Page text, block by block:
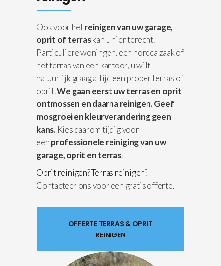
Ook voor hetreinigen van uw garage,
oprit of terraskan u hier terecht.
Particuliere woningen, een horeca zaak of
het terras van een kantoor, u wilt
natuurlijk graag altijd een proper terras of
oprit.We gaan eerst uw terras en oprit
ontmossen en daarna reinigen.Geef
mosgroei en kleurverandering geen
kans.Kies daarom tijdig voor
eenprofessionele reiniging van uw
garage, oprit en terras.
Oprit reinigen?Terras reinigen?
Contacteer ons voor een gratis offerte.
OFFERTE TERRAS & OPRIT
REINIGEN